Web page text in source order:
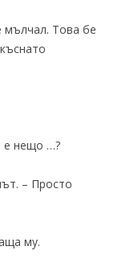
мълчал. Това бе
е нещо …?
– Просто
му.